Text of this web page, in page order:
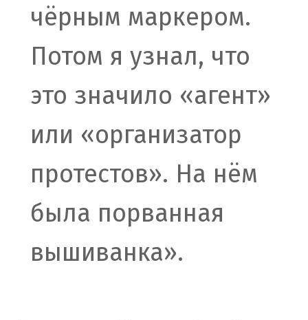
чёрным маркером.
Потом я узнал, что
это значило «агент»
или «организатор
протестов». На нём
была порванная
вышиванка».